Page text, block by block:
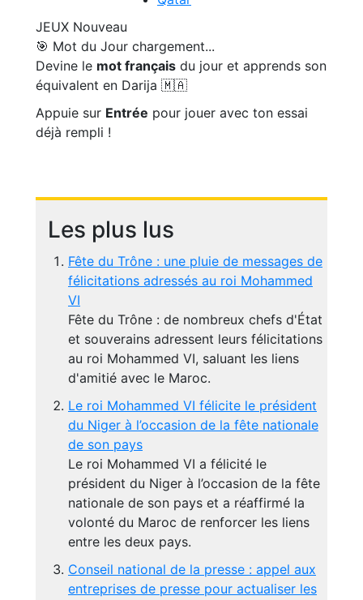
JEUX Nouveau
🎯 Mot du Jour chargement...
Devine le mot français du jour et apprends son
équivalent en Darija 🇲🇦
Appuie sur Entrée pour jouer avec ton essai
déjà rempli !
Les plus lus
Fête du Trône : une pluie de messages de
félicitations adressés au roi Mohammed
VI
Fête du Trône : de nombreux chefs d'État
et souverains adressent leurs félicitations
au roi Mohammed VI, saluant les liens
d'amitié avec le Maroc.
Le roi Mohammed VI félicite le président
du Niger à l’occasion de la fête nationale
de son pays
Le roi Mohammed VI a félicité le
président du Niger à l’occasion de la fête
nationale de son pays et a réaffirmé la
volonté du Maroc de renforcer les liens
entre les deux pays.
Conseil national de la presse : appel aux
entreprises de presse pour actualiser les